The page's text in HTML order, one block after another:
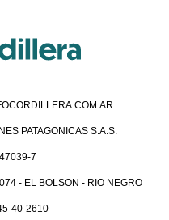
PATAGONICAS S.A.S.
7
- EL BOLSON - RIO NEGRO
40-2610